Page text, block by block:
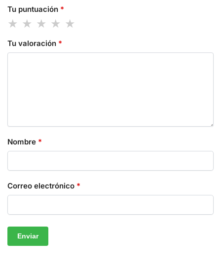
Tu puntuación *
Tu valoración *
Nombre *
Correo electrónico *